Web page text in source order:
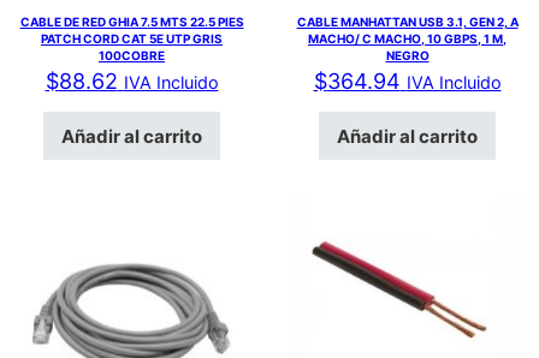
CABLE DE RED GHIA 7.5 MTS 22.5 PIES
PATCH CORD CAT 5E UTP GRIS
100COBRE
$88.62 IVA Incluido
Añadir al carrito
CABLE MANHATTAN USB 3.1, GEN 2, A
MACHO/ C MACHO, 10 GBPS, 1 M,
NEGRO
$364.94 IVA Incluido
Añadir al carrito